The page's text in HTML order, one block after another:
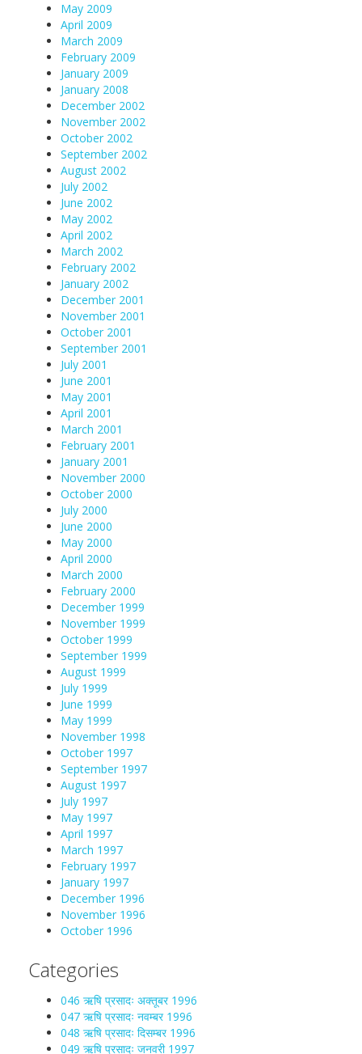
May 2009
April 2009
March 2009
February 2009
January 2009
January 2008
December 2002
November 2002
October 2002
September 2002
August 2002
July 2002
June 2002
May 2002
April 2002
March 2002
February 2002
January 2002
December 2001
November 2001
October 2001
September 2001
July 2001
June 2001
May 2001
April 2001
March 2001
February 2001
January 2001
November 2000
October 2000
July 2000
June 2000
May 2000
April 2000
March 2000
February 2000
December 1999
November 1999
October 1999
September 1999
August 1999
July 1999
June 1999
May 1999
November 1998
October 1997
September 1997
August 1997
July 1997
May 1997
April 1997
March 1997
February 1997
January 1997
December 1996
November 1996
October 1996
Categories
046 ऋषि प्रसादः अक्तूबर 1996
047 ऋषि प्रसादः नवम्बर 1996
048 ऋषि प्रसादः दिसम्बर 1996
049 ऋषि प्रसादः जनवरी 1997